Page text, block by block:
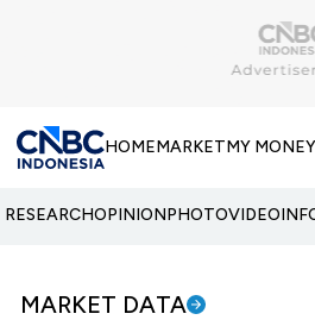
HOMEMARKETMY MONEY
RESEARCHOPINIONPHOTOVIDEO
MARKET DATA